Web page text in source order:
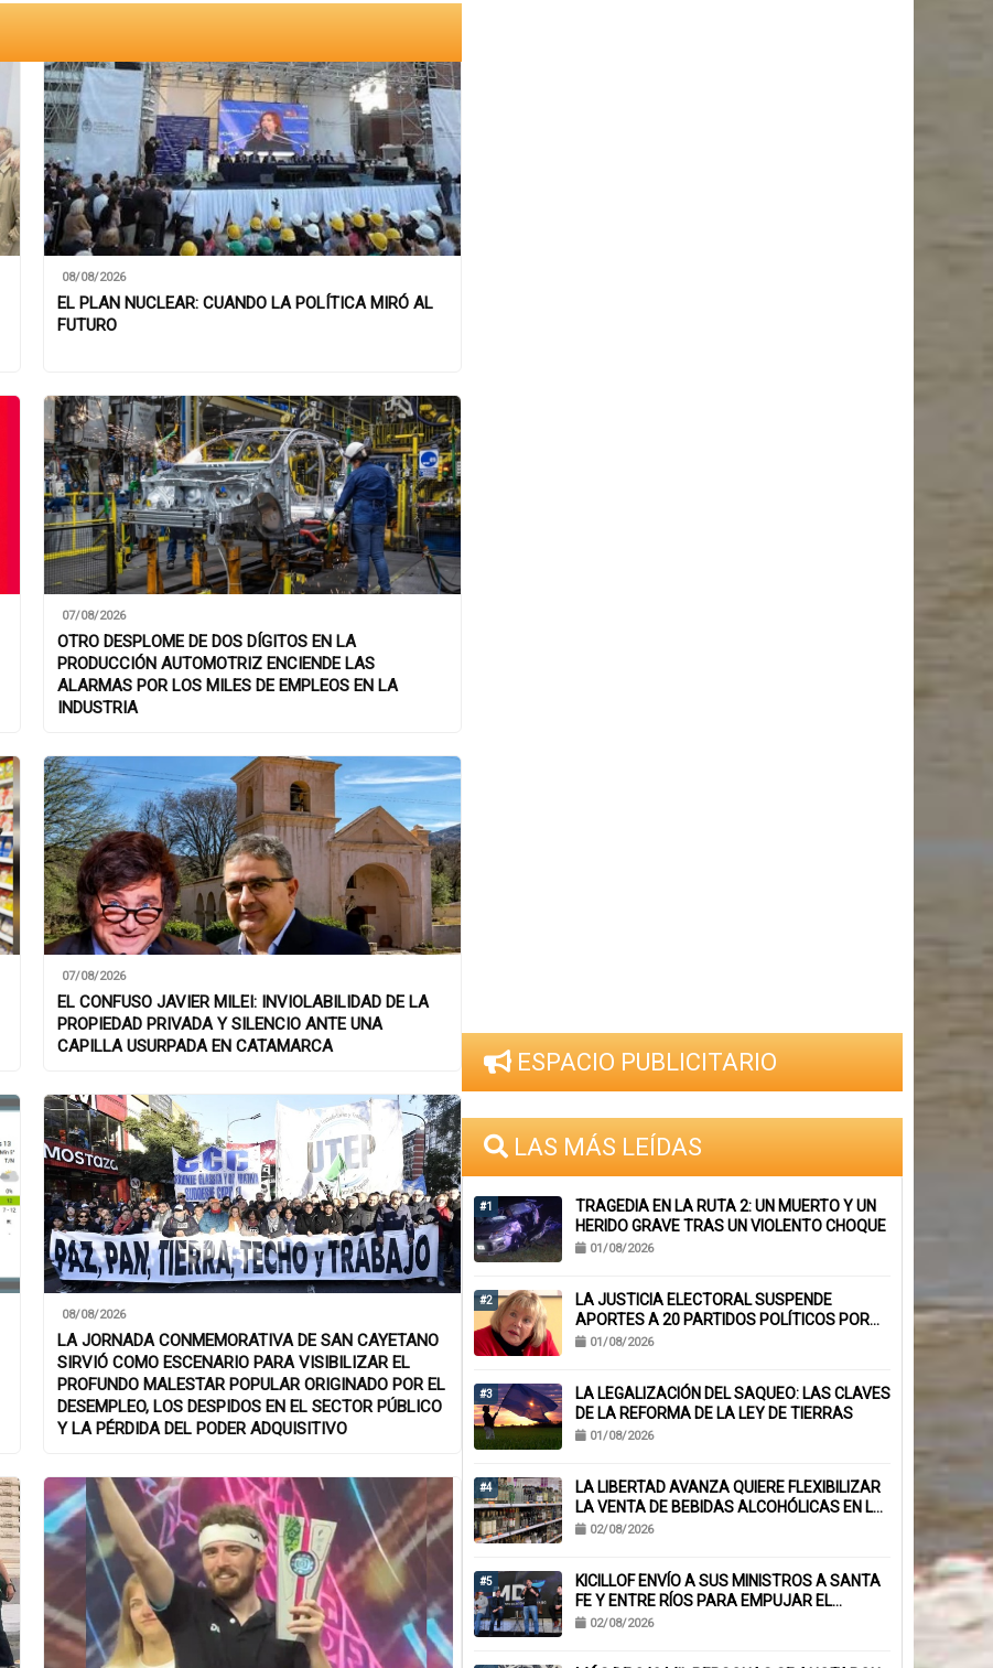
08/08/2026
EL PLAN NUCLEAR: CUANDO LA POLÍTICA MIRÓ AL
FUTURO
07/08/2026
OTRO DESPLOME DE DOS DÍGITOS EN LA
PRODUCCIÓN AUTOMOTRIZ ENCIENDE LAS
ALARMAS POR LOS MILES DE EMPLEOS EN LA
INDUSTRIA
07/08/2026
EL CONFUSO JAVIER MILEI: INVIOLABILIDAD DE LA
PROPIEDAD PRIVADA Y SILENCIO ANTE UNA
CAPILLA USURPADA EN CATAMARCA
08/08/2026
LA JORNADA CONMEMORATIVA DE SAN CAYETANO
SIRVIÓ COMO ESCENARIO PARA VISIBILIZAR EL
PROFUNDO MALESTAR POPULAR ORIGINADO POR EL
DESEMPLEO, LOS DESPIDOS EN EL SECTOR PÚBLICO
Y LA PÉRDIDA DEL PODER ADQUISITIVO
ESPACIO PUBLICITARIO
LAS MÁS LEÍDAS
#1
TRAGEDIA EN LA RUTA 2: UN MUERTO Y UN
HERIDO GRAVE TRAS UN VIOLENTO CHOQUE
01/08/2026
#2
LA JUSTICIA ELECTORAL SUSPENDE
APORTES A 20 PARTIDOS POLÍTICOS POR
FALTA DE BALANCES
01/08/2026
#3
LA LEGALIZACIÓN DEL SAQUEO: LAS CLAVES
DE LA REFORMA DE LA LEY DE TIERRAS
01/08/2026
#4
LA LIBERTAD AVANZA QUIERE FLEXIBILIZAR
LA VENTA DE BEBIDAS ALCOHÓLICAS EN LA
PROVINCIA
02/08/2026
#5
KICILLOF ENVÍO A SUS MINISTROS A SANTA
FE Y ENTRE RÍOS PARA EMPUJAR EL
ARMADO NACIONAL
02/08/2026